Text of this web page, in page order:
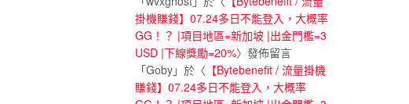
掛機賺錢】07.24多日不能登入，大概率
GG！？ |項目地區=新加坡 |出金門檻=3
USD |下線獎勵=20%〉發佈留言
「Goby」於〈 【Bytebenefit / 流量掛機
賺錢】07.24多日不能登入，大概率